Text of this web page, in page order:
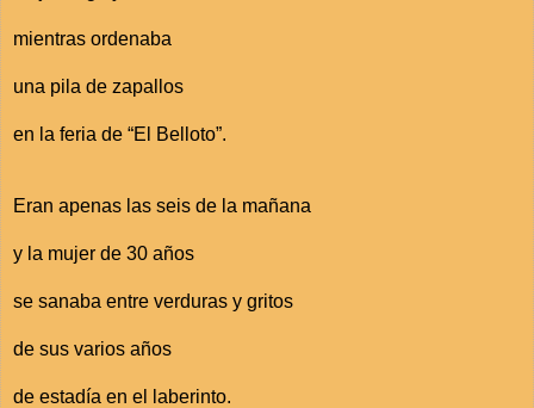
mientras ordenaba
una pila de zapallos
en la feria de “El Belloto”.
Eran apenas las seis de la mañana
y la mujer de 30 años
se sanaba entre verduras y gritos
de sus varios años
de estadía en el laberinto.